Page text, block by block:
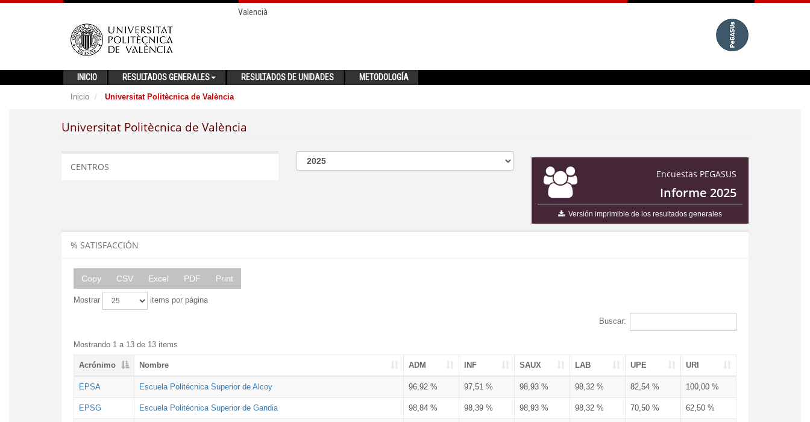
Valencià
INICIO RESULTADOS GENERALES RESULTADOS DE UNIDADES METODOLOGÍA
Inicio Universitat Politècnica de València
Universitat Politècnica de València
Encuestas PEGASUS
Informe 2025
Versión imprimible de los resultados generales
CENTROS
% SATISFACCIÓN
Copy CSV Excel PDF Print
Mostrar items por página
Buscar:
Mostrando 1 a 13 de 13 items
Acrónimo Nombre ADM INF SAUX LAB UPE URI
EPSA Escuela Politécnica Superior de Alcoy 96,92 % 97,51 % 98,93 % 98,32 % 82,54 % 100,00 %
EPSG Escuela Politécnica Superior de Gandia 98,84 % 98,39 % 98,93 % 98,32 % 70,50 % 62,50 %